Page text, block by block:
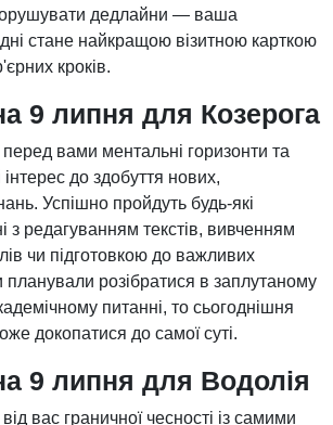
дедлайни — ваша
стане найкращою візитною карткою
кроків.
9 липня для Козерога
вами ментальні горизонти та
до здобуття нових,
Успішно пройдуть будь-які
з редагуванням текстів, вивченням
чи підготовкою до важливих
планували розібратися в заплутаному
питанні, то сьогоднішня
докопатися до самої суті.
9 липня для Водолія
вас граничної чесності із самими